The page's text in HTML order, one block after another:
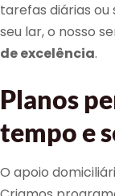
tarefas diárias
seu lar, o nosso
de excelência.
Planos
tempo e
O apoio